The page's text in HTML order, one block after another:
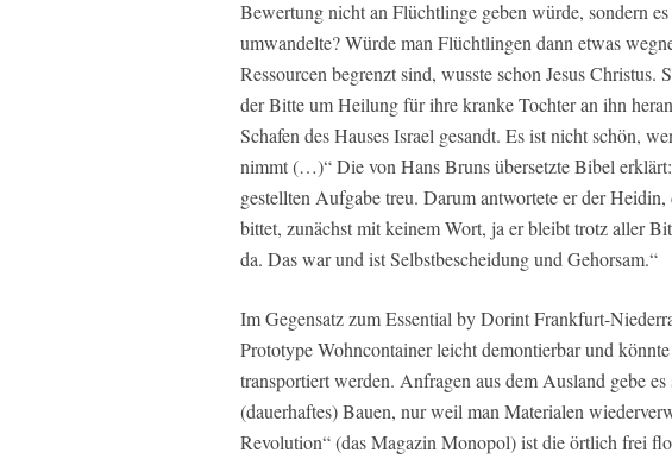
Bewertung nicht an Flüchtlinge geben würde, sondern
umwandelte? Würde man Flüchtlingen dann etwas
Ressourcen begrenzt sind, wusste schon Jesus
der Bitte um Heilung für ihre kranke Tochter an ihn
Schafen des Hauses Israel gesandt. Es ist nicht schön,
nimmt (…)“ Die von Hans Bruns übersetzte Bibel
gestellten Aufgabe treu. Darum antwortete er der
bittet, zunächst mit keinem Wort, ja er bleibt trotz aller
da. Das war und ist Selbstbescheidung und Gehorsam.“
Im Gegensatz zum Essential by Dorint Frankfurt-
Prototype Wohncontainer leicht demontierbar und
transportiert werden. Anfragen aus dem Ausland gebe
(dauerhaftes) Bauen, nur weil man Materialen
Revolution“ (das Magazin Monopol) ist die örtlich frei